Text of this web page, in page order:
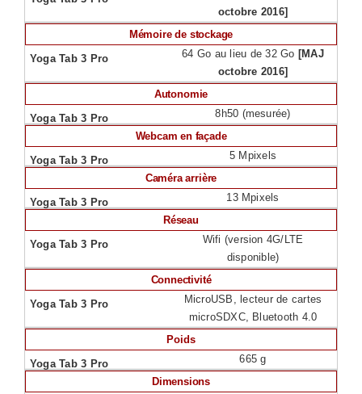
octobre 2016]
Mémoire de stockage
64 Go au lieu de 32 Go [MAJ
octobre 2016]
Autonomie
8h50 (mesurée)
Webcam en façade
5 Mpixels
Caméra arrière
13 Mpixels
Réseau
Wifi (version 4G/LTE
disponible)
Connectivité
MicroUSB, lecteur de cartes
microSDXC, Bluetooth 4.0
Poids
665 g
Dimensions